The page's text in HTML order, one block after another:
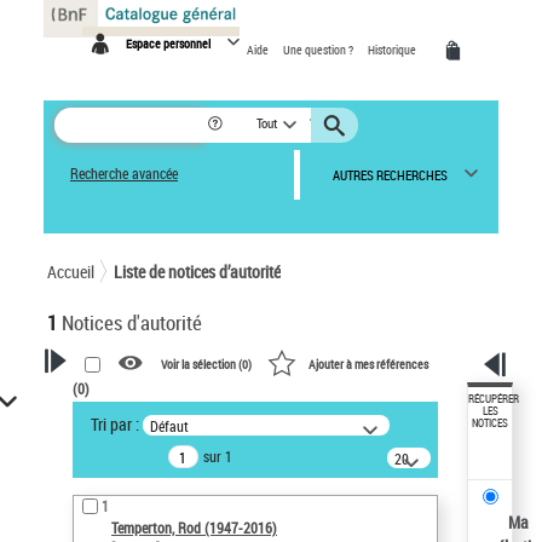
Espace personnel Aide Une question ? Historique
Tout
Recherche avancée AUTRES RECHERCHES
Accueil Liste de notices d’autorité
1 Notices d'autorité
VOTRE RECHERCHE
Recherche avancée dans les
notices d’autorité
Œuvres liées à l'auteur :
Temperton, Rod (1947-2016)
Voir la sélection (0) Ajouter à mes références
(0)
Tri par : Défaut
sur 1
20
résultats/page
1
Temperton, Rod (1947-2016)
RÉCUPÉRER
LES
NOTICES
Ma
Panneau de gestion des cookies